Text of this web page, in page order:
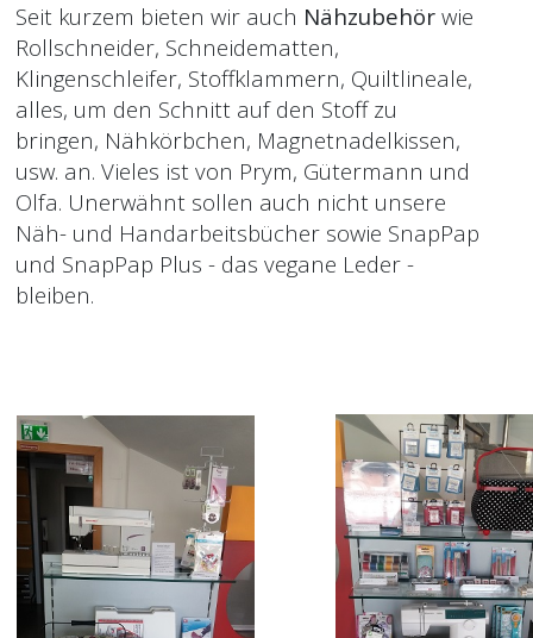
Seit kurzem bieten wir auch Nähzubehör wie
Rollschneider, Schneidematten,
Klingenschleifer, Stoffklammern, Quiltlineale,
alles, um den Schnitt auf den Stoff zu
bringen, Nähkörbchen, Magnetnadelkissen,
usw. an. Vieles ist von Prym, Gütermann und
Olfa. Unerwähnt sollen auch nicht unsere
Näh- und Handarbeitsbücher sowie SnapPap
und SnapPap Plus - das vegane Leder -
bleiben.